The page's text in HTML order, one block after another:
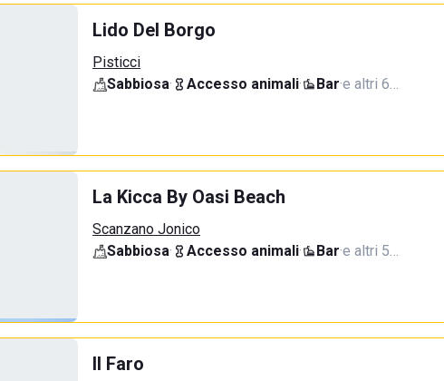
Lido Del Borgo
Pisticci
Sabbiosa· Accesso animali· Bar·e altri 6…
La Kicca By Oasi Beach
Scanzano Jonico
Sabbiosa· Accesso animali· Bar·e altri 5…
Il Faro